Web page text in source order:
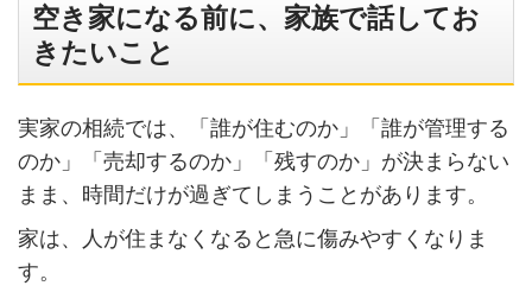
空き家になる前に、家族で話してお
きたいこと
実家の相続では、「誰が住むのか」「誰が管理する
のか」「売却するのか」「残すのか」が決まらない
まま、時間だけが過ぎてしまうことがあります。
家は、人が住まなくなると急に傷みやすくなりま
す。